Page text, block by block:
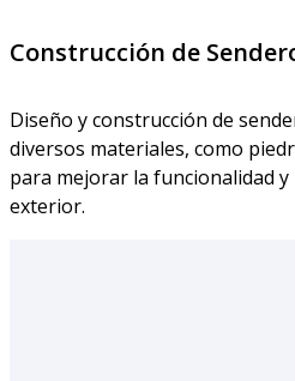
Construcción de
Diseño y construcción de
diversos materiales, como
para mejorar la funcionalidad y
exterior.